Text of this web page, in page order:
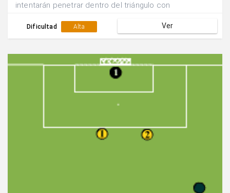
intentarán penetrar dentro del triángulo con
Dificultad Alta Ver